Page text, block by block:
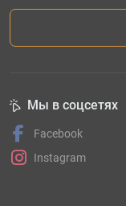
Мы в соцсетях
Facebook
Instagram